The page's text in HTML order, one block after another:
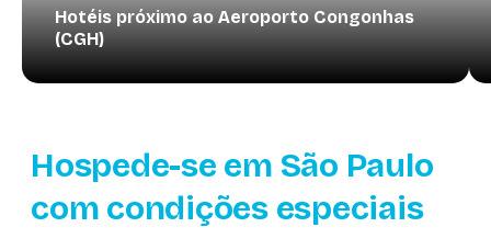
Hotéis próximo ao Aeroporto Congonhas
(CGH)
Hospede-se em São Paulo
com condições especiais